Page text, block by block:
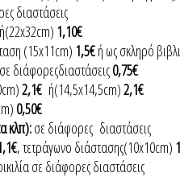
διαστάσεις
ή(22x32cm) 1,10€
(15x11cm) 1,5€ή ως σκληρό
διάφορεςδιαστάσεις0,75€
2,1€ ή(14,5x14,5cm)2,1€
0,50€
κλπ):σε διάφορες διαστάσεις
, τετράγωνο διάστασης(10x10cm)
σε διάφορες διαστάσεις